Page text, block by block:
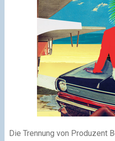
Die Trennung von Produzent